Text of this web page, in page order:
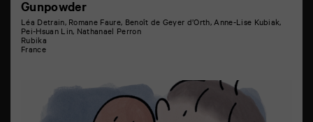
Gunpowder
Léa Detrain, Romane Faure, Benoît de Geyer d’Orth, Anne-Lise Kubiak,
Pei-Hsuan Lin, Nathanael Perron
Rubika
France